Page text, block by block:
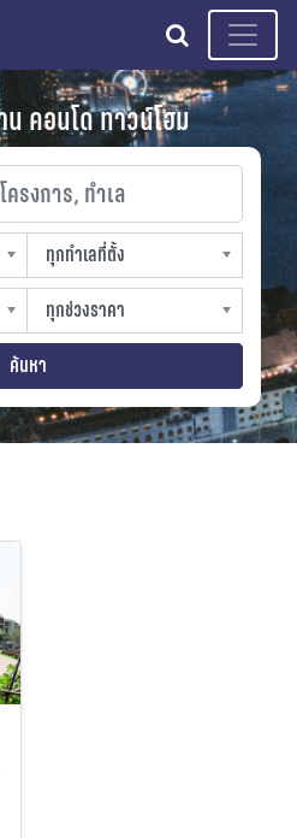
search
คอนโด ทาวน์โฮม
าร, ทำเล
ทุกทำเลที่ตั้ง
slocation
ทุกช่วงราคา
sprice
ค้นหา